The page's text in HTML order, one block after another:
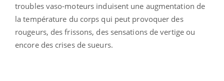
troubles vaso-moteurs induisent une augmentation de
la température du corps qui peut provoquer des
rougeurs, des frissons, des sensations de vertige ou
encore des crises de sueurs.